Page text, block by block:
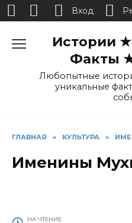
Истории
Факты
Любопытные
уникальные
ГЛАВНАЯ » КУЛЬТУРА »
Именины
НА ЧТЕНИЕ
Вход